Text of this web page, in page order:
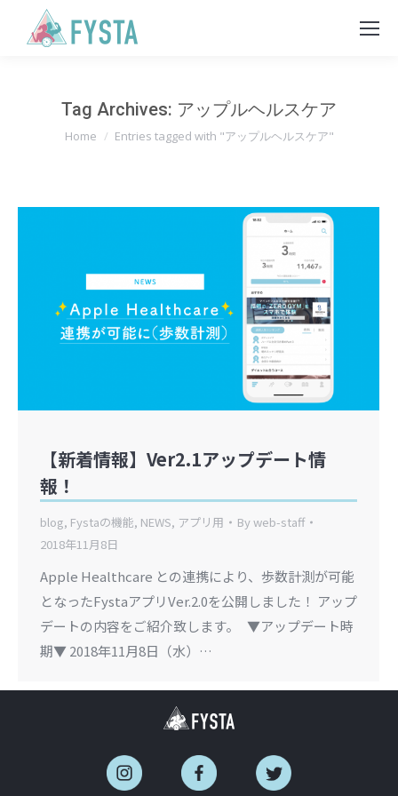
Tag Archives: アップルヘルスケア
You are here:
Home Entries tagged with "アップルヘルスケア"
【新着情報】Ver2.1アップデート情
報！
blog, Fystaの機能, NEWS, アプリ用 Byweb-staff
2018年11月8日
Apple Healthcare との連携により、歩数計測が可能
となったFystaアプリVer.2.0を公開しました！ アップ
デートの内容をご紹介致します。 ▼アップデート時
期▼ 2018年11月8日（水）…